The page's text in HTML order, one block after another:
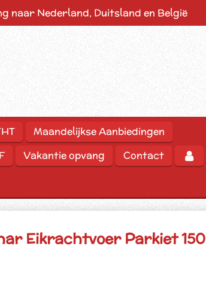
naar Nederland, Duitsland en België
Maandelijkse Aanbiedingen
Vakantie opvang Contact
Eikrachtvoer Parkiet 150